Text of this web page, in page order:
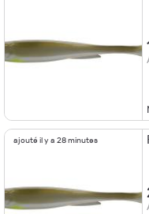
ajouté il y a 28 minutes